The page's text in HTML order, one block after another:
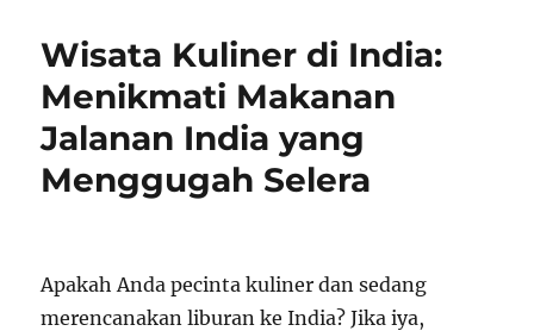
Wisata Kuliner di India:
Menikmati Makanan
Jalanan India yang
Menggugah Selera
Apakah Anda pecinta kuliner dan sedang
merencanakan liburan ke India? Jika iya,